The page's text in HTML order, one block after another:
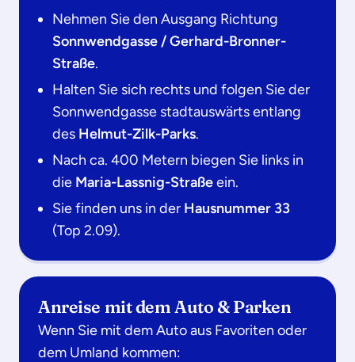
Nehmen Sie den Ausgang Richtung
Sonnwendgasse / Gerhard-Bronner-
Straße.
Halten Sie sich rechts und folgen Sie der
Sonnwendgasse stadtauswärts entlang
des Helmut-Zilk-Parks.
Nach ca. 400 Metern biegen Sie links in
die Maria-Lassnig-Straßeein.
Sie finden uns in der Hausnummer 33
(Top 2.09).
Anreise mit dem Auto & Parken
Wenn Sie mit dem Auto aus Favoriten oder
dem Umland kommen: